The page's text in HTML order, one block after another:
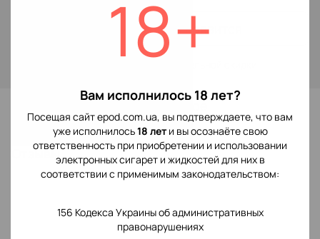
18+
Вам исполнилось 18 лет?
Посещая сайт epod.com.ua, вы подтверждаете, что вам
уже исполнилось18 лети вы осознаёте свою
ответственность при приобретении и использовании
электронных сигарет и жидкостей для них в
соответствии с применимым законодательством:
156 Кодекса Украины об административных
правонарушениях
Сообщить, когда появится
В избранное
Отзывы